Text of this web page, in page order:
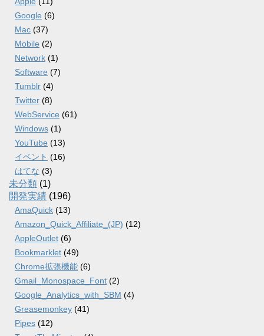
Google (6)
Mac (37)
Mobile (2)
Network (1)
Software (7)
Tumblr (4)
Twitter (8)
WebService (61)
Windows (1)
YouTube (13)
イベント (16)
はてな (3)
未分類 (1)
開発実績 (196)
AmaQuick (13)
Amazon_Quick_Affiliate_(JP) (12)
AppleOutlet (6)
Bookmarklet (49)
Chrome拡張機能 (6)
Gmail_Monospace_Font (2)
Google_Analytics_with_SBM (4)
Greasemonkey (41)
Pipes (12)